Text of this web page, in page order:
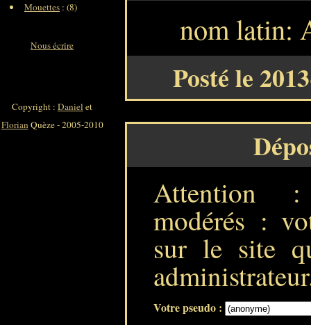
nom latin:
Posté le
Attention :
modérés :
sur le site
Votre pseudo :
Mouettes : (8)
Nous écrire
Copyright : Daniel et
FlorianQuèze - 2005-2010